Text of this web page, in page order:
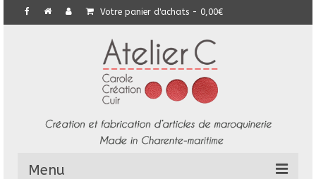
Votre panier d'achats - 0,00€
Menu